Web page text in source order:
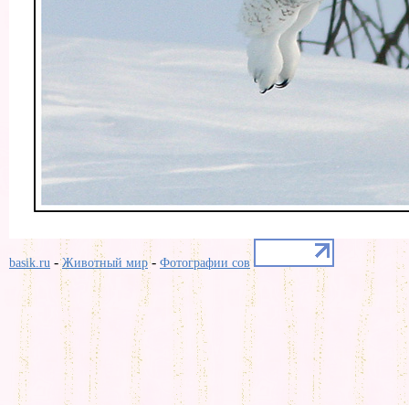
basik.ru -Животный мир- Фотографии сов